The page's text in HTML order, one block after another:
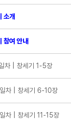
소개
참여 안내
차 | 창세기 1-5장
차 | 창세기 6-10장
차 | 창세기 11-15장